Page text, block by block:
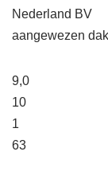
Nederland BV
aangewezen
9,0
10
1
63